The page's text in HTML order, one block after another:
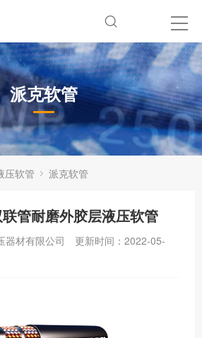
派克软管
压软管 派克软管
管耐磨外胶层液压软管
器材有限公司
更新时间：2022-05-